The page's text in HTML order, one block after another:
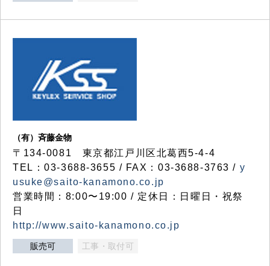
（有）斉藤金物
〒134-0081 東京都江戸川区北葛西5-4-4
TEL：03-3688-3655 / FAX：03-3688-3763 / y
usuke@saito-kanamono.co.jp
営業時間：8:00〜19:00 / 定休日：日曜日・祝祭
日
http://www.saito-kanamono.co.jp
販売可 工事・取付可